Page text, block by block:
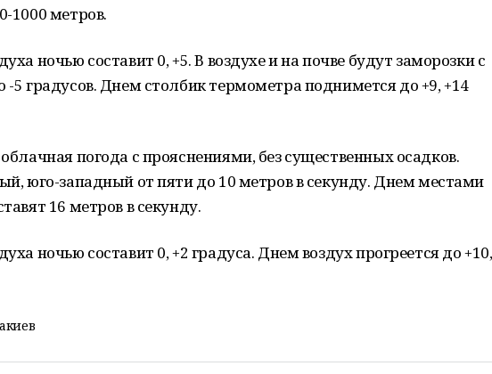
1000 метров.
ночью составит 0, +5. В воздухе и на почве будут заморозки с
5 градусов. Днем столбик термометра поднимется до +9, +14
погода с прояснениями, без существенных осадков.
юго-западный от пяти до 10 метров в секунду. Днем местами
16 метров в секунду.
ночью составит 0, +2 градуса. Днем воздух прогреется до +10,